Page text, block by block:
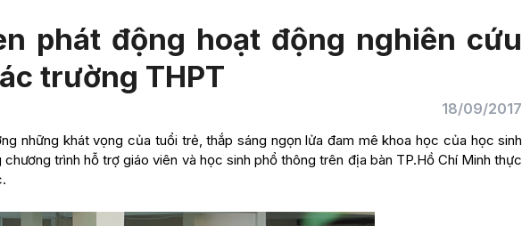
phát động hoạt động nghiên cứu
trường THPT
18/09/2017
những khát vọng của tuổi trẻ, thắp sáng ngọn lửa đam mê khoa học của học sinh
trình hỗ trợ giáo viên và học sinh phổ thông trên địa bàn TP.Hồ Chí Minh thực